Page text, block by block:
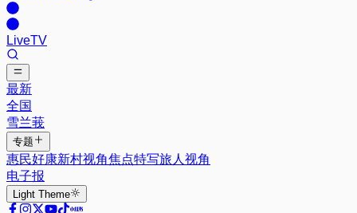
LiveTV
最新
全国
雪兰莪
专题
惠民好康新村视角焦点特写旅人视角
电子报
Light Theme